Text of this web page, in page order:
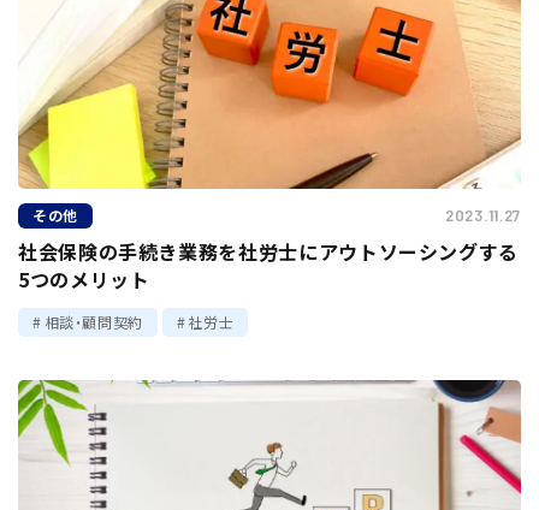
その他 2023.11.27
社会保険の手続き業務を社労士にアウトソーシングする
5つのメリット
相談・顧問契約 社労士